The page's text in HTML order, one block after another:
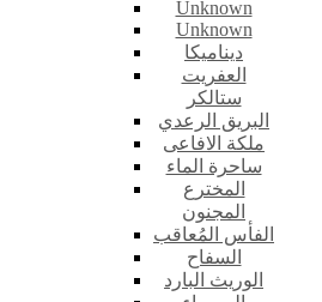
Unknown
Unknown
ديناميكا
العفريت
ستالكر
البريق الرعدي
ملكة الافاعى
ساحرة الماء
المخترع
المجنون
الفأس المُعاقب
السفاح
الوريث البارد